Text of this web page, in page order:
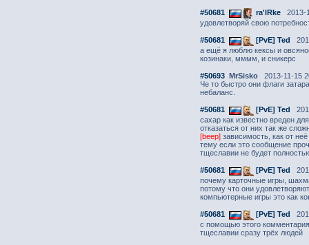
#50681 ra'lRke
2013-
удовлетворяй свою
#50681 [PvE] Ted
а ещё я люблю кексы и
козинаки, мммм, и сникерс
#50693 MrSisko
2013-11-15
Че то быстро они флаги
небаланс.
#50681 [PvE] Ted
сахар как известно вреден
отказаться от них так же
[beep] зависимость, как от
тему если это сообщение
тщеславии не будет
#50681 [PvE] Ted
почему карточные игры,
потому что они
компьютерные игры это как
#50681 [PvE] Ted
с помощью этого
тщеславии сразу трёх людей